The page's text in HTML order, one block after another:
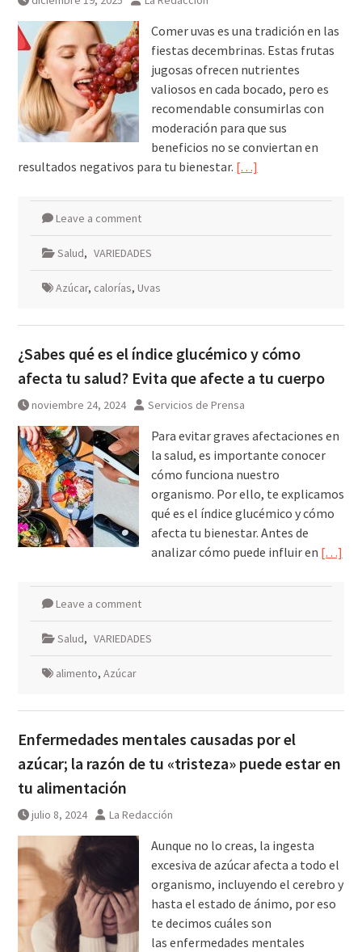
desde el alto el fuego en Gaza
que Israel no cumplió: Unicef
Comer uvas es una tradición en las
fiestas decembrinas. Estas frutas
jugosas ofrecen nutrientes
valiosos en cada bocado, pero es
recomendable consumirlas con
moderación para que sus
beneficios no se conviertan en
resultados negativos para tu bienestar. […]
Leave a comment
Salud, VARIEDADES
Azúcar, calorías, Uvas
¿Sabes qué es el índice glucémico y cómo
afecta tu salud? Evita que afecte a tu cuerpo
noviembre 24, 2024 Servicios de Prensa
Para evitar graves afectaciones en
la salud, es importante conocer
cómo funciona nuestro
organismo. Por ello, te explicamos
qué es el índice glucémico y cómo
afecta tu bienestar. Antes de
analizar cómo puede influir en […]
Leave a comment
Salud, VARIEDADES
alimento, Azúcar
Enfermedades mentales causadas por el
azúcar; la razón de tu «tristeza» puede estar en
tu alimentación
julio 8, 2024 La Redacción
Aunque no lo creas, la ingesta
excesiva de azúcar afecta a todo el
organismo, incluyendo el cerebro y
hasta el estado de ánimo, por eso
te decimos cuáles son
las enfermedades mentales